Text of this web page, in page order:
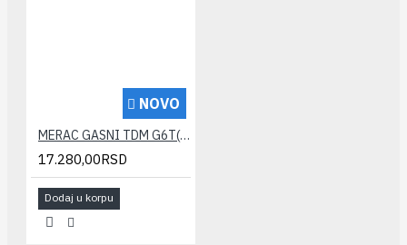
NOVO
MERAC GASNI TDM G6T(termokompenz.) 250mm(verifikovan)
17.280,00RSD
Dodaj u korpu